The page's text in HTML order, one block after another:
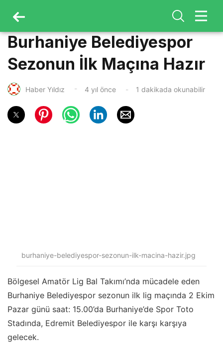
Burhaniye Belediyespor
Sezonun İlk Maçına Hazır
Haber Yıldız 4 yıl önce 1 dakikada okunabilir
burhaniye-belediyespor-sezonun-ilk-macina-hazir.jpg
Bölgesel Amatör Lig Bal Takımı’nda mücadele eden
Burhaniye Belediyespor sezonun ilk lig maçında 2 Ekim
Pazar günü saat: 15.00’da Burhaniye’de Spor Toto
Stadında, Edremit Belediyespor ile karşı karşıya
gelecek.